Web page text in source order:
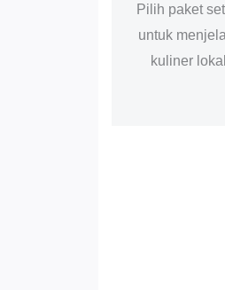
Pilih paket
untuk
kuliner